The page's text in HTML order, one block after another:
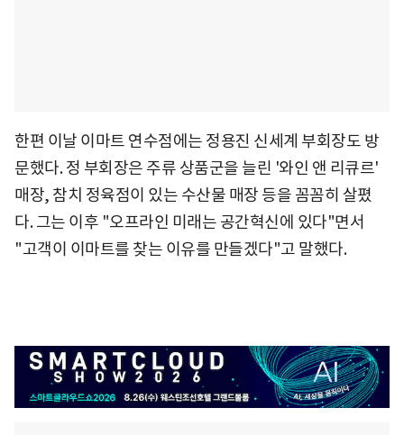
한편 이날 이마트 연수점에는 정용진 신세계 부회장도 방
문했다. 정 부회장은 주류 상품군을 늘린 '와인 앤 리큐르'
매장, 참치 정육점이 있는 수산물 매장 등을 꼼꼼히 살폈
다. 그는 이후 "오프라인 미래는 공간혁신에 있다"면서
"고객이 이마트를 찾는 이유를 만들겠다"고 말했다.